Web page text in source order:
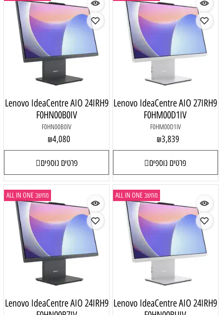
Lenovo IdeaCentre AIO 27IRH9
F0HM00D1IV
F0HM00D1IV
₪3,839
פרטים נוספים
Lenovo IdeaCentre AIO 24IRH9
F0HN00B0IV
F0HN00B0IV
₪4,080
פרטים נוספים
מחשב ALL IN ONE
Lenovo IdeaCentre AIO 24IRH9
מחשב ALL IN ONE
Lenovo IdeaCentre AIO 24IRH9